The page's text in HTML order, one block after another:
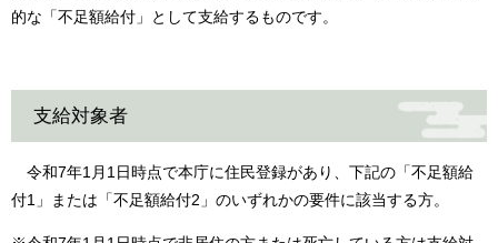
的な「不足額給付」として支給するものです。
支給対象者
令和7年1月1日時点で本庁に住民登録があり、下記の「不足額給
付1」または「不足額給付2」のいずれかの要件に該当する方。